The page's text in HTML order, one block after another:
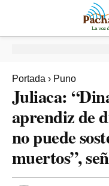
Portada › Puno
Juliaca:
aprendiz de
no puede
muertos”,